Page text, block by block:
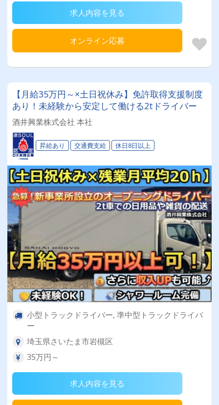
求人内容を見る
オンライン応募
【月給35万円～×土日祝休み】免許取得支援制度
あり！未経験から安定して働ける2tドライバー
酒井興業株式会社 本社
昇給あり 交通費支給 休日8日以上
小型トラックドライバー, 準中型トラックドライバ
ー
埼玉県さいたま市岩槻区
35万円～
求人内容を見る